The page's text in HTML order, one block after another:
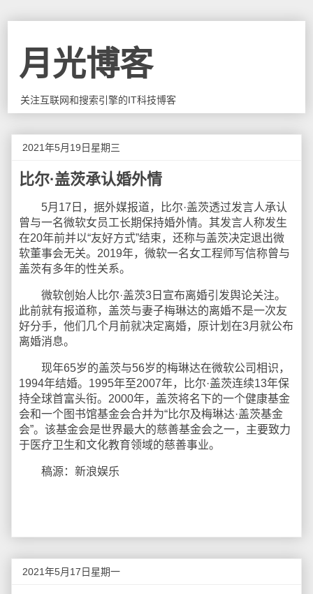
月光博客
关注互联网和搜索引擎的IT科技博客
2021年5月19日星期三
比尔·盖茨承认婚外情
5月17日，据外媒报道，比尔·盖茨透过发言人承认
曾与一名微软女员工长期保持婚外情。其发言人称发生
在20年前并以“友好方式”结束，还称与盖茨决定退出微
软董事会无关。2019年，微软一名女工程师写信称曾与
盖茨有多年的性关系。
微软创始人比尔·盖茨3日宣布离婚引发舆论关注。
此前就有报道称，盖茨与妻子梅琳达的离婚不是一次友
好分手，他们几个月前就决定离婚，原计划在3月就公布
离婚消息。
现年65岁的盖茨与56岁的梅琳达在微软公司相识，
1994年结婚。1995年至2007年，比尔·盖茨连续13年保
持全球首富头衔。2000年，盖茨将名下的一个健康基金
会和一个图书馆基金会合并为“比尔及梅琳达·盖茨基金
会”。该基金会是世界最大的慈善基金会之一，主要致力
于医疗卫生和文化教育领域的慈善事业。
稿源：新浪娱乐
2021年5月17日星期一